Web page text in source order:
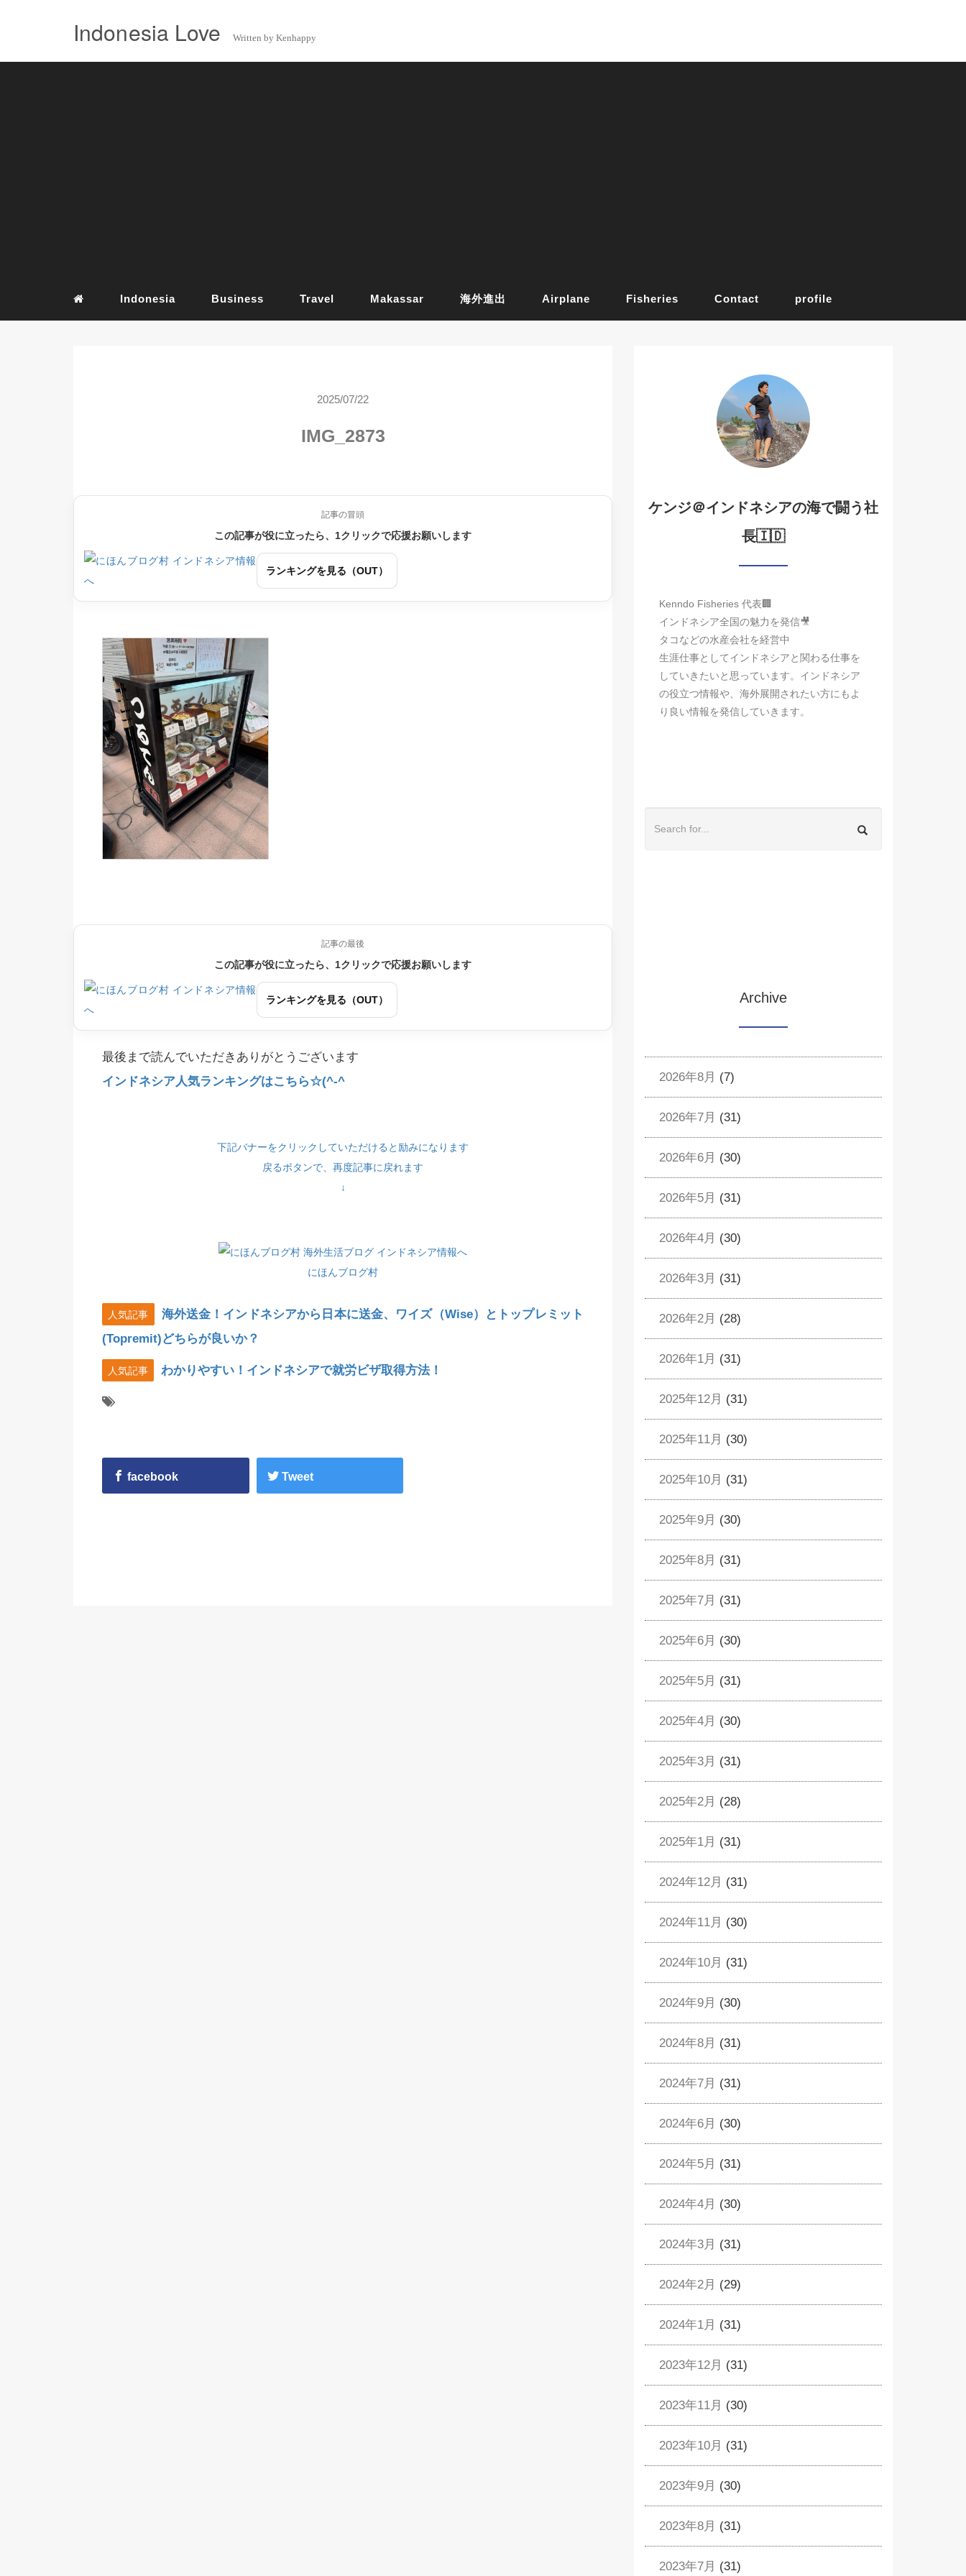
Indonesia Love Written by Kenhappy
Indonesia Business Travel Makassar 海外進出 Airplane Fisheries Contact profile
2025/07/22
IMG_2873
記事の冒頭
この記事が役に立ったら、1クリックで応援お願いします
ランキングを見る（OUT）
記事の最後
この記事が役に立ったら、1クリックで応援お願いします
ランキングを見る（OUT）
最後まで読んでいただきありがとうございます
インドネシア人気ランキングはこちら☆(^-^
下記バナーをクリックしていただけると励みになります
戻るボタンで、再度記事に戻れます
↓
にほんブログ村
人気記事
海外送金！インドネシアから日本に送金、ワイズ（Wise）とトップレミット
(Topremit)どちらが良いか？
人気記事 わかりやすい！インドネシアで就労ビザ取得方法！
facebook Tweet
ケンジ＠インドネシアの海で闘う社
長🇮🇩
Kenndo Fisheries 代表🏢
インドネシア全国の魅力を発信🎥
タコなどの水産会社を経営中
生涯仕事としてインドネシアと関わる仕事を
していきたいと思っています。インドネシア
の役立つ情報や、海外展開されたい方にもよ
り良い情報を発信していきます。
Archive
2026年8月 (7)
2026年7月 (31)
2026年6月 (30)
2026年5月 (31)
2026年4月 (30)
2026年3月 (31)
2026年2月 (28)
2026年1月 (31)
2025年12月 (31)
2025年11月 (30)
2025年10月 (31)
2025年9月 (30)
2025年8月 (31)
2025年7月 (31)
2025年6月 (30)
2025年5月 (31)
2025年4月 (30)
2025年3月 (31)
2025年2月 (28)
2025年1月 (31)
2024年12月 (31)
2024年11月 (30)
2024年10月 (31)
2024年9月 (30)
2024年8月 (31)
2024年7月 (31)
2024年6月 (30)
2024年5月 (31)
2024年4月 (30)
2024年3月 (31)
2024年2月 (29)
2024年1月 (31)
2023年12月 (31)
2023年11月 (30)
2023年10月 (31)
2023年9月 (30)
2023年8月 (31)
2023年7月 (31)